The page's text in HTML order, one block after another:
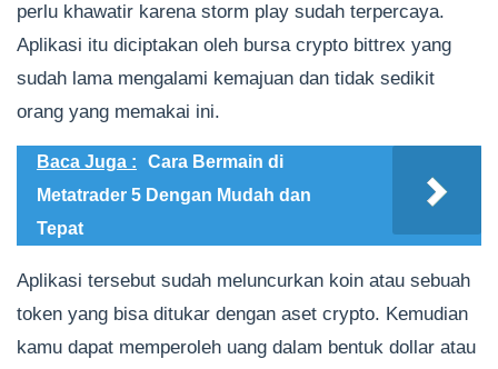
perlu khawatir karena storm play sudah terpercaya.
Aplikasi itu diciptakan oleh bursa crypto bittrex yang
sudah lama mengalami kemajuan dan tidak sedikit
orang yang memakai ini.
Baca Juga :
Cara Bermain di
Metatrader 5 Dengan Mudah dan
Tepat
Aplikasi tersebut sudah meluncurkan koin atau sebuah
token yang bisa ditukar dengan aset crypto. Kemudian
kamu dapat memperoleh uang dalam bentuk dollar atau